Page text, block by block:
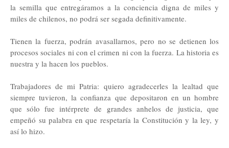
la semilla que entregáramos a la conciencia digna de miles y
miles de chilenos, no podrá ser segada definitivamente.
Tienen la fuerza, podrán avasallarnos, pero no se detienen los
procesos sociales ni con el crimen ni con la fuerza. La historia es
nuestra y la hacen los pueblos.
Trabajadores de mi Patria: quiero agradecerles la lealtad que
siempre tuvieron, la confianza que depositaron en un hombre
que sólo fue intérprete de grandes anhelos de justicia, que
empeñó su palabra en que respetaría la Constitución y la ley, y
así lo hizo.